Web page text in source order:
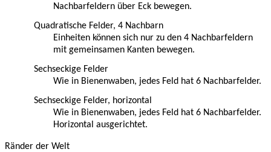
Nachbarfeldern über Eck bewegen.
Quadratische Felder, 4 Nachbarn
Einheiten können sich nur zu den 4 Nachbarfeldern
mit gemeinsamen Kanten bewegen.
Sechseckige Felder
Wie in Bienenwaben, jedes Feld hat 6 Nachbarfelder.
Sechseckige Felder, horizontal
Wie in Bienenwaben, jedes Feld hat 6 Nachbarfelder.
Horizontal ausgerichtet.
Ränder der Welt